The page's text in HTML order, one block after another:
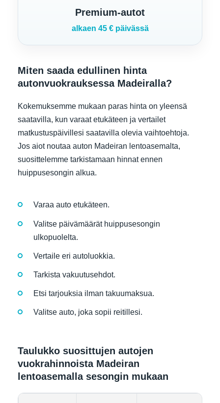
Premium-autot
alkaen 45 € päivässä
Miten saada edullinen hinta
autonvuokrauksessa Madeiralla?
Kokemuksemme mukaan paras hinta on yleensä
saatavilla, kun varaat etukäteen ja vertailet
matkustuspäivillesi saatavilla olevia vaihtoehtoja.
Jos aiot noutaa auton Madeiran lentoasemalta,
suosittelemme tarkistamaan hinnat ennen
huippusesongin alkua.
Varaa auto etukäteen.
Valitse päivämäärät huippusesongin
ulkopuolelta.
Vertaile eri autoluokkia.
Tarkista vakuutusehdot.
Etsi tarjouksia ilman takuumaksua.
Valitse auto, joka sopii reitillesi.
Taulukko suosittujen autojen
vuokrahinnoista Madeiran
lentoasemalla sesongin mukaan